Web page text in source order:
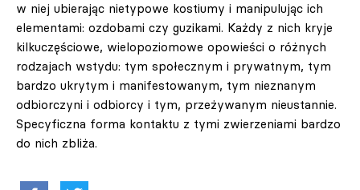
w niej ubierając nietypowe kostiumy i manipulując ich
elementami: ozdobami czy guzikami. Każdy z nich kryje
kilkuczęściowe, wielopoziomowe opowieści o różnych
rodzajach wstydu: tym społecznym i prywatnym, tym
bardzo ukrytym i manifestowanym, tym nieznanym
odbiorczyni i odbiorcy i tym, przeżywanym nieustannie.
Specyficzna forma kontaktu z tymi zwierzeniami bardzo
do nich zbliża.